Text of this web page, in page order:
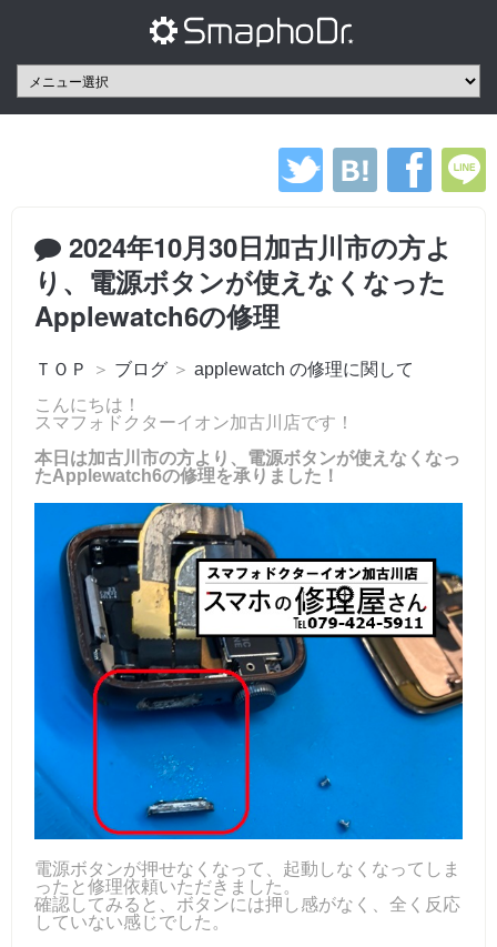
2024年10月30日加古川市の方よ
り、電源ボタンが使えなくなった
Applewatch6の修理
ＴＯＰ ＞ ブログ ＞ applewatch の修理に関して
こんにちは！
スマフォドクターイオン加古川店です！
本日は加古川市の方より、電源ボタンが使えなくなっ
たApplewatch6の修理を承りました！
電源ボタンが押せなくなって、起動しなくなってしま
ったと修理依頼いただきました。
確認してみると、ボタンには押し感がなく、全く反応
していない感じでした。